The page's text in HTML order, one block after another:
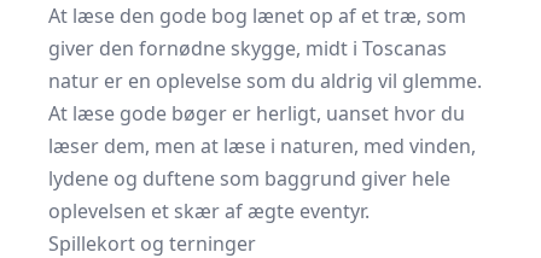
At læse den gode bog lænet op af et træ, som
giver den fornødne skygge, midt i Toscanas
natur er en oplevelse som du aldrig vil glemme.
At læse gode bøger er herligt, uanset hvor du
læser dem, men at læse i naturen, med vinden,
lydene og duftene som baggrund giver hele
oplevelsen et skær af ægte eventyr.
Spillekort og terninger